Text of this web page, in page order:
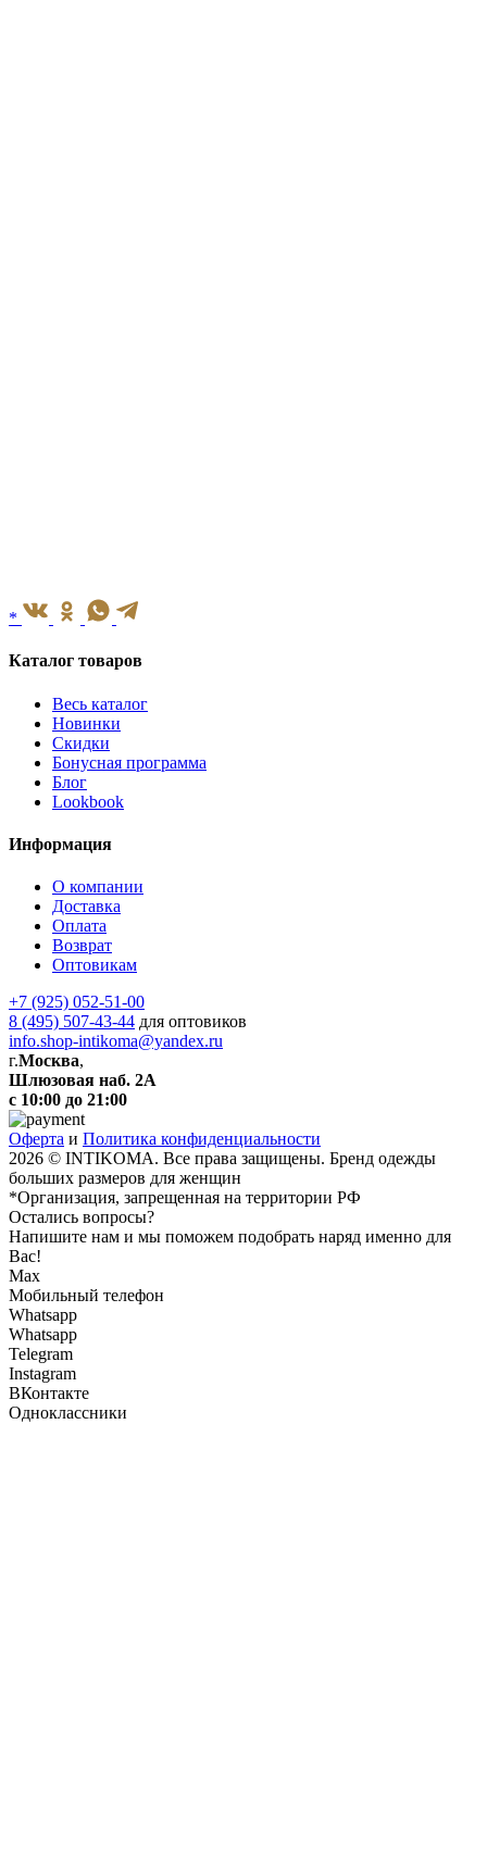
*
Каталог товаров
Весь каталог
Новинки
Скидки
Бонусная программа
Блог
Lookbook
Информация
О компании
Доставка
Оплата
Возврат
Оптовикам
+7 (925) 052-51-00
8 (495) 507-43-44 для оптовиков
info.shop-intikoma@yandex.ru
г.Москва,
Шлюзовая наб. 2А
с 10:00 до 21:00
Оферта и Политика конфиденциальности
2026 © INTIKOMA. Все права защищены. Бренд одежды
больших размеров для женщин
*Организация, запрещенная на территории РФ
Остались вопросы?
Напишите нам и мы поможем подобрать наряд именно для
Вас!
Max
Мобильный телефон
Whatsapp
Whatsapp
Telegram
Instagram
ВКонтакте
Одноклассники